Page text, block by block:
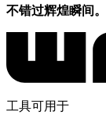
不错过辉煌瞬间。
工具可用于